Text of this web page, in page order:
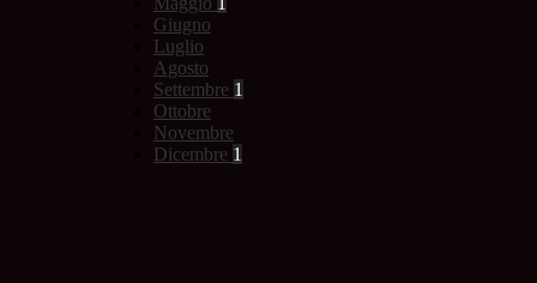
Giugno
Luglio
Agosto
Settembre 1
Ottobre
Novembre
Dicembre 1